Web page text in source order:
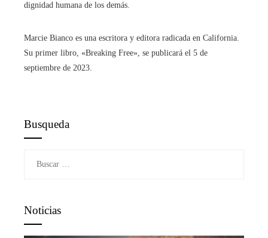
dignidad humana de los demás.
Marcie Bianco es una escritora y editora radicada en California.
Su primer libro, «Breaking Free», se publicará el 5 de
septiembre de 2023.
Busqueda
Noticias